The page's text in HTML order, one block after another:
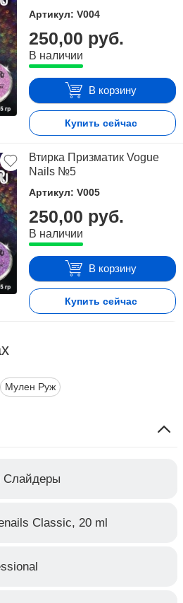
Артикул: V004
250,00 руб.
В наличии
В корзину
Купить сейчас
Втирка Призматик Vogue
Nails №5
Артикул: V005
250,00 руб.
В наличии
В корзину
Купить сейчас
Мулен Руж
Слайдеры
Classic, 20 ml